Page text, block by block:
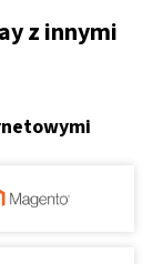
z innymi